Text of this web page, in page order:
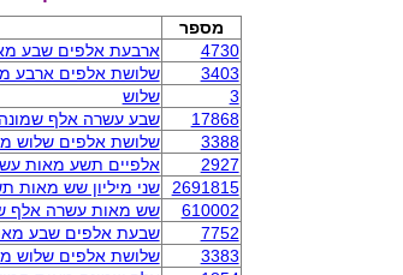
מספר
4730
ארבעת אלפים שבע
3403
שלושת אלפים ארבע
3
שלוש
17868
שבע עשרה אלף
3388
שלושת אלפים שלוש
2927
אלפיים תשע מאות
2691815
שני מיליון שש
610002
שש מאות עשרה אלף
7752
שבעת אלפים שבע
3383
שלושת אלפים שלוש